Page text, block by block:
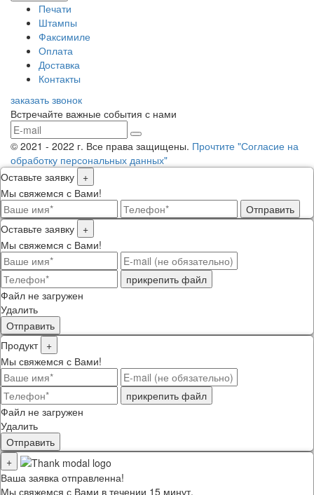
Печати
Штампы
Факсимиле
Оплата
Доставка
Контакты
заказать звонок
Встречайте важные события с нами
© 2021 - 2022 г. Все права защищены. Прочтите "Согласие на
обработку персональных данных"
Оставьте заявку
+
Мы свяжемся с Вами!
Отправить
Оставьте заявку
+
Мы свяжемся с Вами!
прикрепить файл
Файл не загружен
Удалить
Отправить
Продукт
+
Мы свяжемся с Вами!
прикрепить файл
Файл не загружен
Удалить
Отправить
+
Ваша заявка отправленна!
Мы свяжемся с Вами в течении 15 минут.